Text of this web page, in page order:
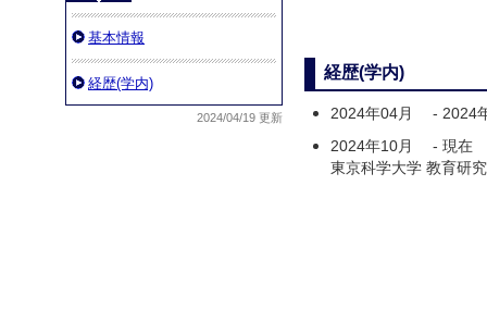
基本情報
経歴(学内)
2024/04/19 更新
経歴(学内)
2024年04月 - 2024
2024年10月
- 現在
東京科学大学 教育研